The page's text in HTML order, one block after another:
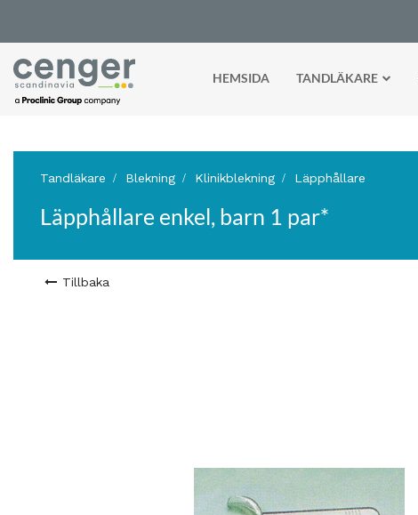
HEMSIDA TANDLÄKARE
Tandläkare Blekning Klinikblekning Läpphållare
Läpphållare enkel, barn 1 par*
Tillbaka